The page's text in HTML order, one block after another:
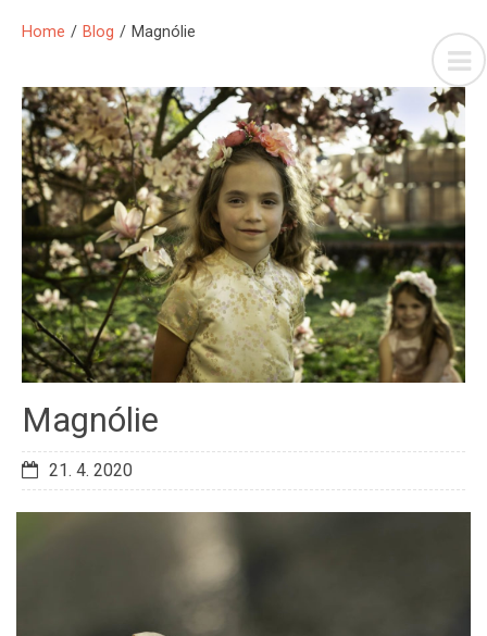
Home / Blog / Magnólie
Magnólie
21. 4. 2020